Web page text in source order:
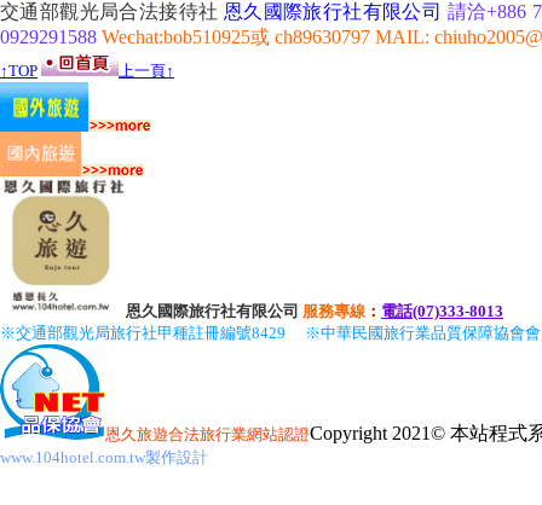
交通部觀光局合法接待社 恩久國際旅行社有限公司 請洽+886
0929291588 Wechat:bob510925或 ch89630797 MAIL:
↑TOP 上一頁↑
恩久國際旅行社有限公司 服務專線 ： 電話(07)333-8013
※交通部觀光局旅行社甲種註冊編號8429
※中華民國旅行業品質保障協會
恩久旅遊合法旅行業網站認證Copyright 2021© 本站程式
www.104hotel.com.tw製作設計